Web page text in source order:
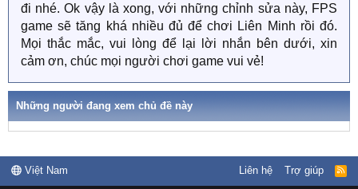
đi nhé. Ok vậy là xong, với những chỉnh sửa này, FPS
game sẽ tăng khá nhiều đủ để chơi Liên Minh rồi đó.
Mọi thắc mắc, vui lòng để lại lời nhắn bên dưới, xin
cảm ơn, chúc mọi người chơi game vui vẻ!
Những người đang xem chủ đề này
Việt Nam Liên hệ Trợ giúp
R